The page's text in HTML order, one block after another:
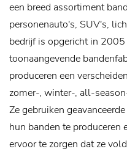
een breed assortiment
personenauto's, SUV's,
bedrijf is opgericht in
toonaangevende
produceren een
zomer-, winter-, all-
Ze gebruiken
hun banden te produceren
ervoor te zorgen dat ze